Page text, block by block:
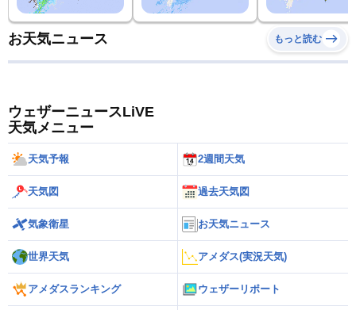
お天気ニュース もっと読む
ウェザーニュースLiVE
天気メニュー
天気予報 2週間天気
天気図 過去天気図
気象衛星 お天気ニュース
世界天気 アメダス(実況天気)
アメダスランキング ウェザーリポート